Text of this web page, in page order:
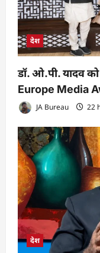
देश
डॉ. ओ.पी. यादव को
Europe Media
JA Bureau 22
देश